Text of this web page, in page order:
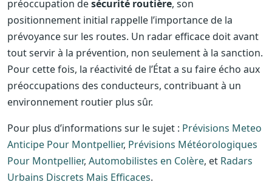
préoccupation desécurité routière, son
positionnement initial rappelle l’importance de la
prévoyance sur les routes. Un radar efficace doit avant
tout servir à la prévention, non seulement à la sanction.
Pour cette fois, la réactivité de l’État a su faire écho aux
préoccupations des conducteurs, contribuant à un
environnement routier plus sûr.
Pour plus d’informations sur le sujet : Prévisions Meteo
Anticipe Pour Montpellier, Prévisions Météorologiques
Pour Montpellier, Automobilistes en Colère, et Radars
Urbains Discrets Mais Efficaces.